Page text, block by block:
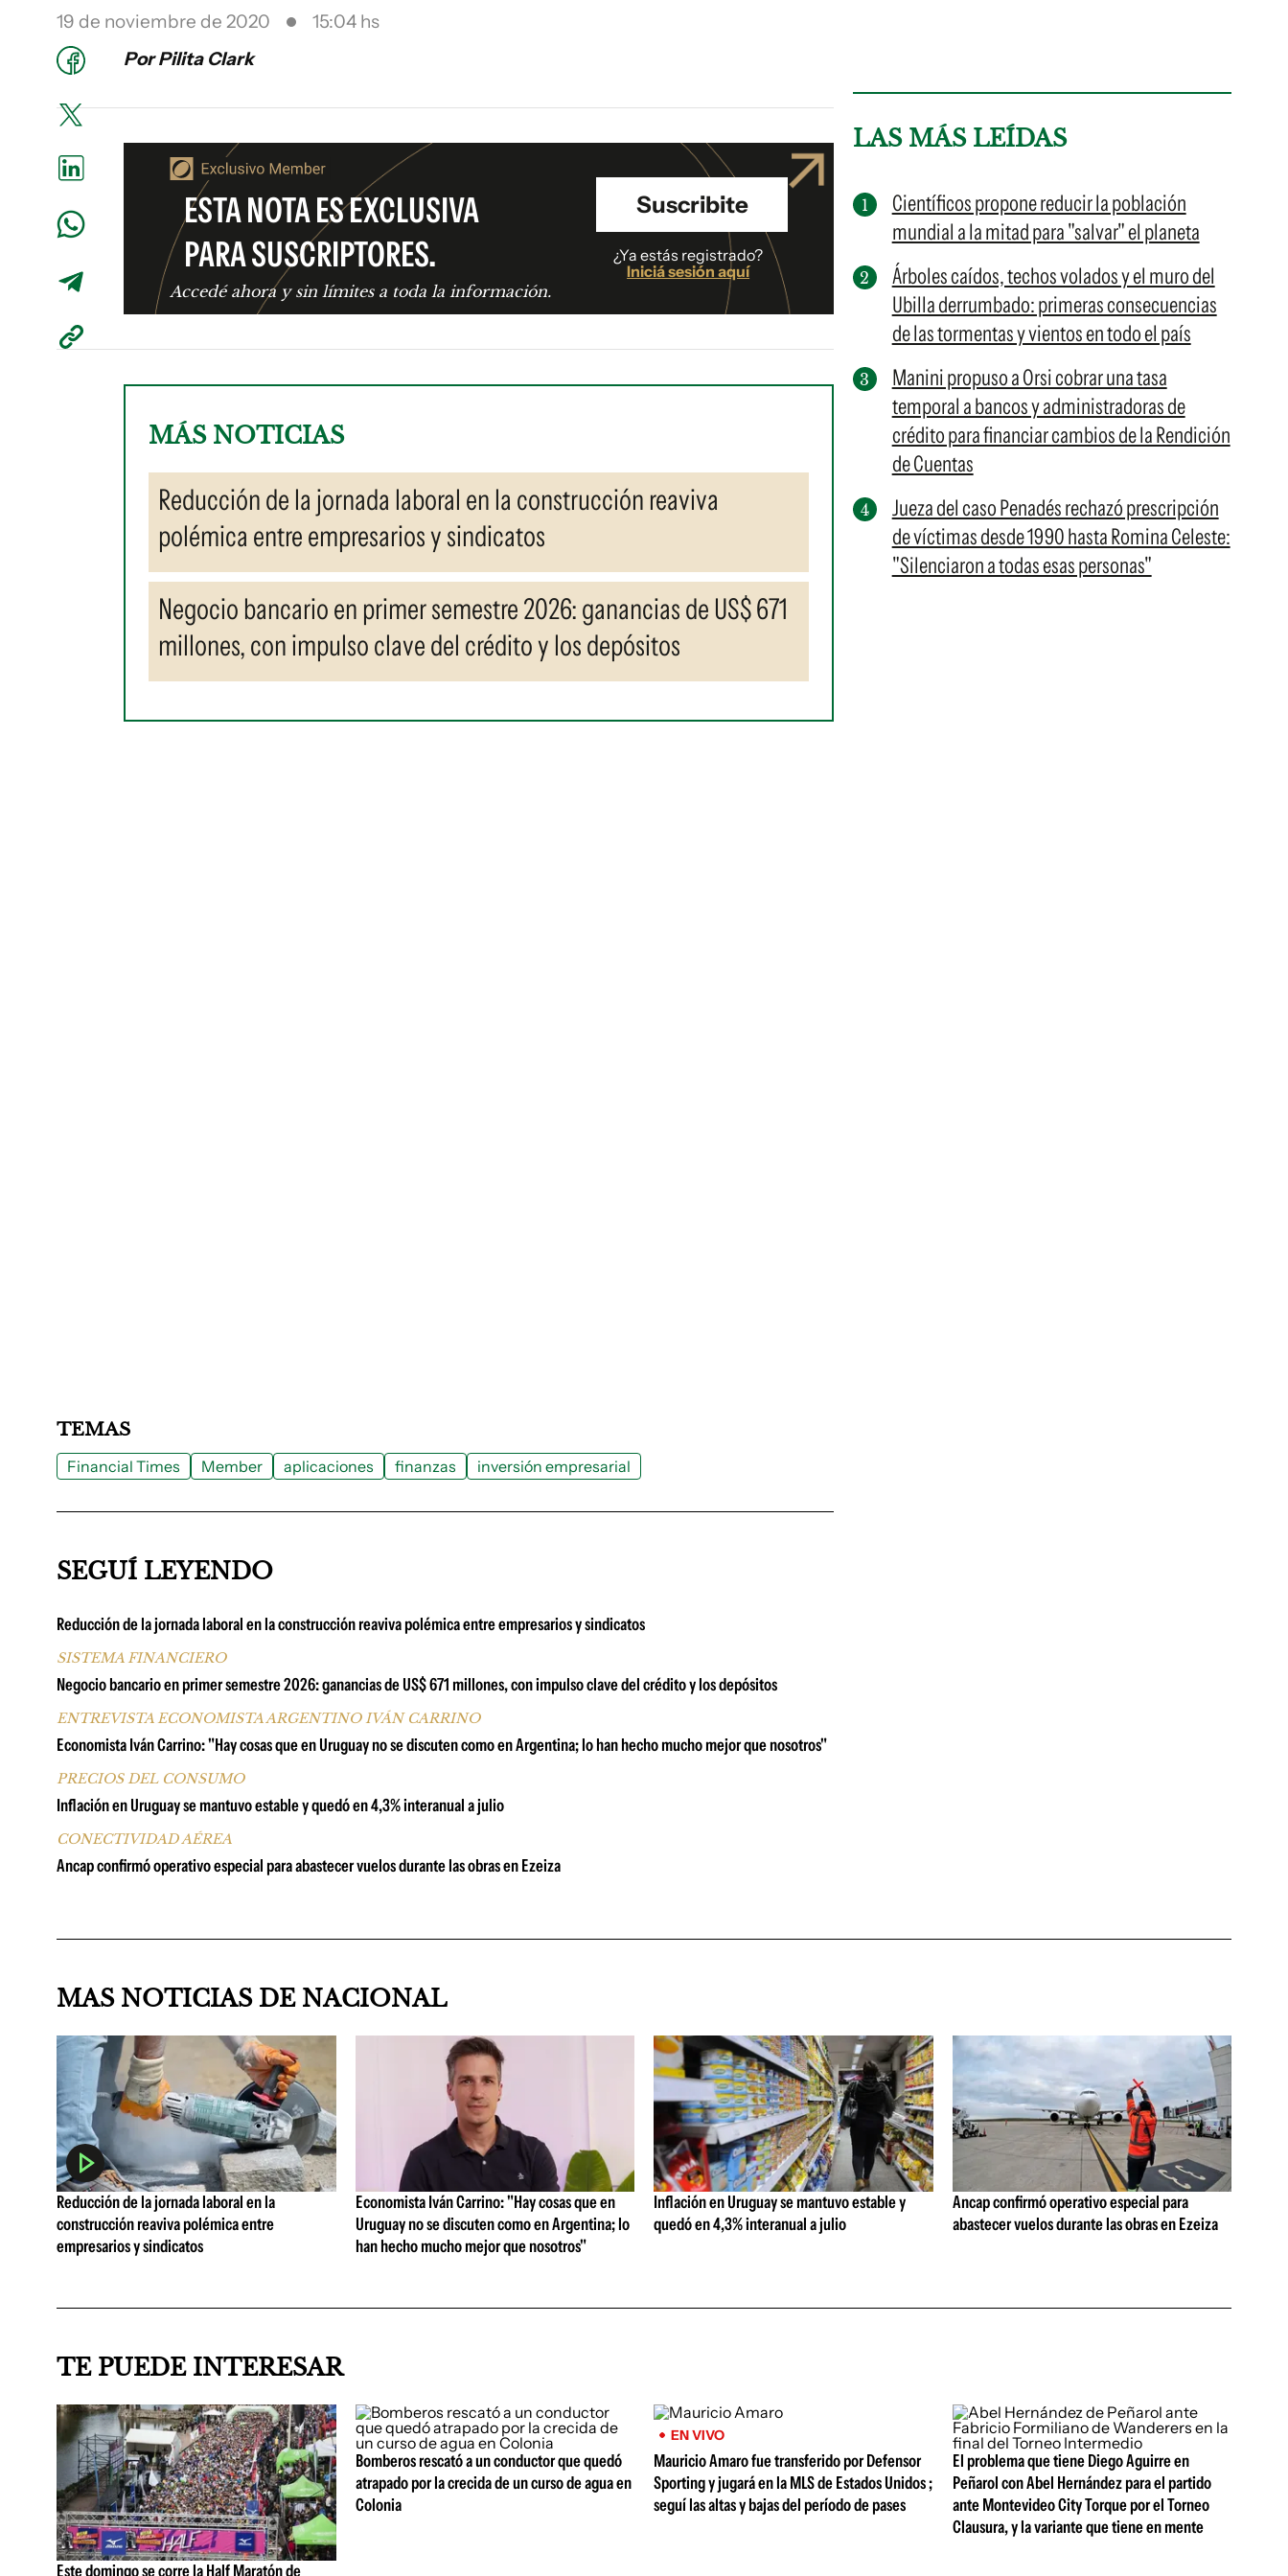
19 de noviembre de 2020
15:04 hs
Por Pilita Clark
ESTA NOTA ES EXCLUSIVA
PARA SUSCRIPTORES.
Accedé ahora y sin límites a toda la información.
Suscribite
¿Ya estás registrado?
Iniciá sesión aquí
MÁS NOTICIAS
Reducción de la jornada laboral en la construcción reaviva
polémica entre empresarios y sindicatos
Negocio bancario en primer semestre 2026: ganancias de US$ 671
millones, con impulso clave del crédito y los depósitos
LAS MÁS LEÍDAS
Científicos propone reducir la población
mundial a la mitad para "salvar" el planeta
Árboles caídos, techos volados y el muro del
Ubilla derrumbado: primeras consecuencias
de las tormentas y vientos en todo el país
Manini propuso a Orsi cobrar una tasa
temporal a bancos y administradoras de
crédito para financiar cambios de la Rendición
de Cuentas
Jueza del caso Penadés rechazó prescripción
de víctimas desde 1990 hasta Romina Celeste:
"Silenciaron a todas esas personas"
TEMAS
Financial Times Member aplicaciones finanzas inversión empresarial
SEGUÍ LEYENDO
Reducción de la jornada laboral en la construcción reaviva polémica entre empresarios y sindicatos
SISTEMA FINANCIERO
Negocio bancario en primer semestre 2026: ganancias de US$ 671 millones, con impulso clave del crédito y los depósitos
ENTREVISTA ECONOMISTA ARGENTINO IVÁN CARRINO
Economista Iván Carrino: "Hay cosas que en Uruguay no se discuten como en Argentina; lo han hecho mucho mejor que nosotros"
PRECIOS DEL CONSUMO
Inflación en Uruguay se mantuvo estable y quedó en 4,3% interanual a julio
CONECTIVIDAD AÉREA
Ancap confirmó operativo especial para abastecer vuelos durante las obras en Ezeiza
MAS NOTICIAS DE NACIONAL
Reducción de la jornada laboral en la
construcción reaviva polémica entre
empresarios y sindicatos
Economista Iván Carrino: "Hay cosas que en
Uruguay no se discuten como en Argentina; lo
han hecho mucho mejor que nosotros"
Inflación en Uruguay se mantuvo estable y
quedó en 4,3% interanual a julio
Ancap confirmó operativo especial para
abastecer vuelos durante las obras en Ezeiza
TE PUEDE INTERESAR
Este domingo se corre la Half Maratón de
Bomberos rescató a un conductor que quedó
atrapado por la crecida de un curso de agua en
Colonia
EN VIVO
Mauricio Amaro fue transferido por Defensor
Sporting y jugará en la MLS de Estados Unidos ;
seguí las altas y bajas del período de pases
El problema que tiene Diego Aguirre en
Peñarol con Abel Hernández para el partido
ante Montevideo City Torque por el Torneo
Clausura, y la variante que tiene en mente